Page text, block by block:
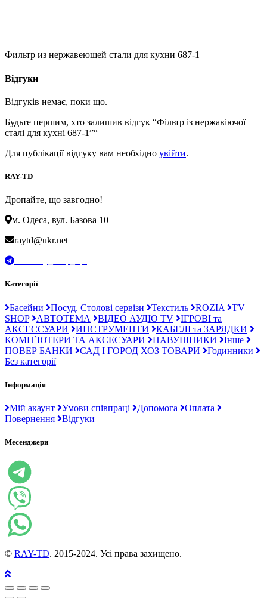
Фильтр из нержавеющей стали для кухни 687-1
Відгуки
Відгуків немає, поки що.
Будьте першим, хто залишив відгук “Фільтр із нержавіючої
сталі для кухні 687-1”“
Для публікації відгуку вам необхідно увійти.
RAY-TD
Дропайте, що завгодно!
м. Одеса, вул. Базова 10
raytd@ukr.net
Категорії
Басейни Посуд. Столові сервізи Текстиль ROZIA
TV
SHOP
АВТОТЕМА ВІДЕО АУДІО TV
ІГРОВІ та
АКСЕССУАРИ
ИНСТРУМЕНТИ
КАБЕЛІ та ЗАРЯДКИ
КОМП`ЮТЕРИ ТА АКСЕСУАРИ
НАВУШНИКИ
Інше
ПОВЕР БАНКИ
САД І ГОРОД ХОЗ ТОВАРИ
Годинники
Без категорії
Інформація
Мій акаунт Умови співпраці Допомога
Оплата
Повернення
Відгуки
Месенджери
© RAY-TD. 2015-2024. Усі права захищено.